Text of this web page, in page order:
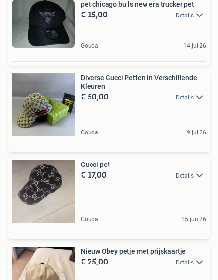
pet chicago bulls new era trucker pet
€ 15,00 Details
Gouda 14 jul 26
Diverse Gucci Petten in Verschillende
Kleuren
€ 50,00 Details
Gouda 9 jul 26
Gucci pet
€ 17,00 Details
Gouda 15 jun 26
Nieuw Obey petje met prijskaartje
€ 25,00 Details